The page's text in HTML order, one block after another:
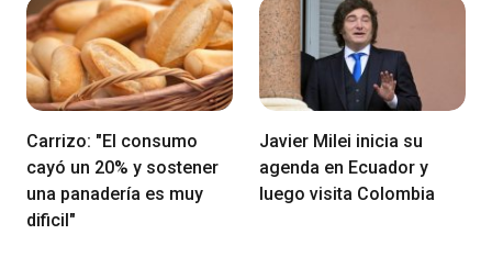
Carrizo: "El consumo
cayó un 20% y sostener
una panadería es muy
dificil"
Javier Milei inicia su
agenda en Ecuador y
luego visita Colombia